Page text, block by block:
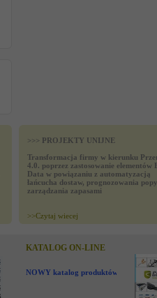
>>> PROJEKTY UNIJNE
Transformacja firmy w kierunku
4.0. poprzez zastosowanie elementów
Data w powiązaniu z automatyzacją
łańcucha dostaw, prognozowania
zarządzania zapasami
>>Czytaj wiecej
KATALOG ON-LINE
NOWY katalog produktów !